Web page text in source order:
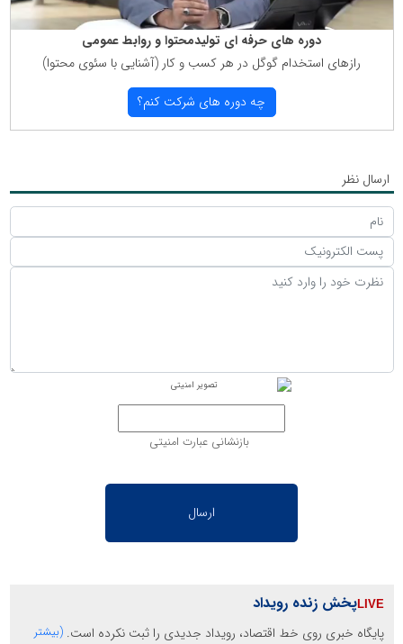
دوره های حرفه ای تولیدمحتوا و روابط عمومی
رازهای استخدام گوگل در هر كسب و كار (آشنایی با سئوی محتوا)
چه دوره های شركت كنم؟
ارسال نظر
بازنشانی عبارت امنیتی
پخش زنده رویداد
پایگاه خبری روی خط اقتصاد، رویداد جدیدی را ثبت نکرده است. (بیشتر